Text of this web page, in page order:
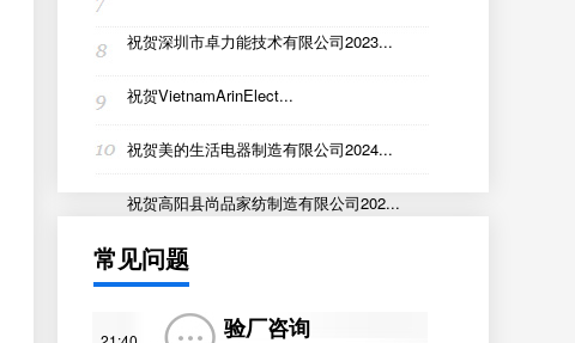
祝贺深圳市卓力能技术有限公司2023...
祝贺VietnamArinElect...
祝贺美的生活电器制造有限公司2024...
祝贺高阳县尚品家纺制造有限公司202...
常见问题
验厂咨询